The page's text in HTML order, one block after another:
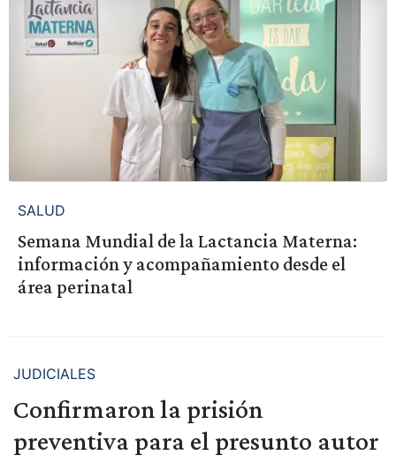
SALUD
Semana Mundial de la Lactancia Materna:
información y acompañamiento desde el
área perinatal
JUDICIALES
Confirmaron la prisión
preventiva para el presunto autor